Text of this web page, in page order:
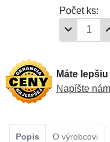
Počet ks:
Máte
Napíšte nám
Popis O výrobcovi